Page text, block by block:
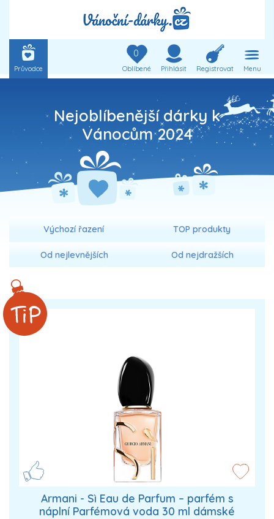
Průvodce
0
Oblíbené Přihlásit Registrovat Menu
Nejoblíbenější dárky k
Vánocům 2024
Výchozí řazení TOP produkty
Od nejlevnějších Od nejdražších
Armani - Sì Eau de Parfum – parfém s
náplní Parfémová voda 30 ml dámské